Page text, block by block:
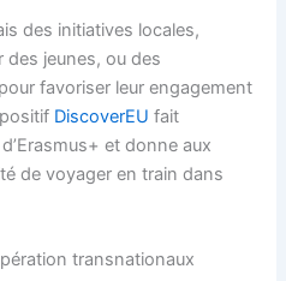
des initiatives locales,
jeunes, ou des
favoriser leur engagement
DiscoverEU fait
et donne aux
de voyager en train dans
transnationaux